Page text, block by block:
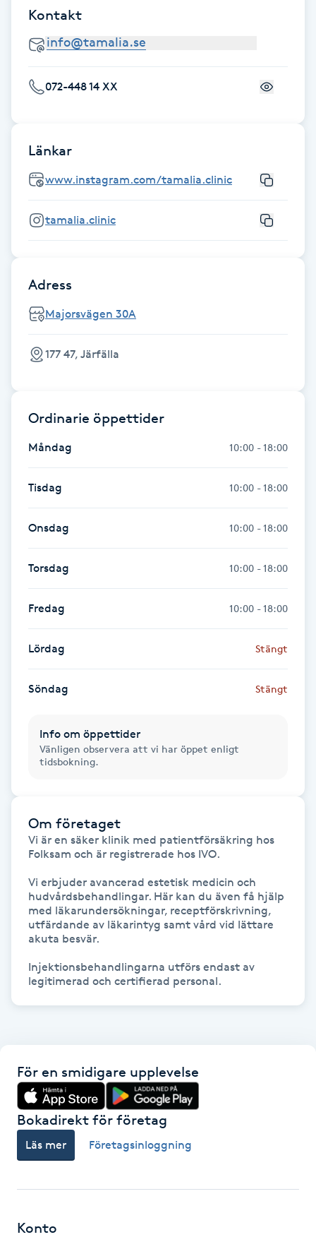
IR-massage
Japansk massage
Katun fransar
Kemisk peeling
Kinesiologi
Kiropraktik
Klangmassage
Klippning
Klippning & Slingor
Klippning ungdom
Koppningsmassage
Kosmetisk tatuering
Kostrådgivning
Kroppsinpackning
Kärlbehandling
Laserbehandling
Lashlift Keratin
LED-ljusterapi
LPG
LPG-behandling
LPG-massage
Lymfmassage
Kontakt
072-448 14 XX
Länkar
www.instagram.com/tamalia.clinic
tamalia.clinic
Adress
Majorsvägen 30A
177 47, Järfälla
Ordinarie öppettider
Måndag 10:00 - 18:00
Tisdag 10:00 - 18:00
Onsdag 10:00 - 18:00
Torsdag 10:00 - 18:00
Fredag 10:00 - 18:00
Lördag Stängt
Söndag Stängt
Info om öppettider
Vänligen observera att vi har öppet enligt
tidsbokning.
Om företaget
Vi är en säker klinik med patientförsäkring hos
Folksam och är registrerade hos IVO.
Vi erbjuder avancerad estetisk medicin och
hudvårdsbehandlingar. Här kan du även få hjälp
med läkarundersökningar, receptförskrivning,
utfärdande av läkarintyg samt vård vid lättare
akuta besvär.
Injektionsbehandlingarna utförs endast av
legitimerad och certifierad personal.
För en smidigare upplevelse
Bokadirekt för företag
Läs mer Företagsinloggning
Konto